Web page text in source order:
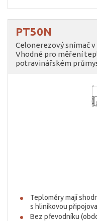
PT50N
Celonerezový snímač
Vhodné pro měření
potravinářském
Teploměry mají
s hliníkovou
Bez převodníku